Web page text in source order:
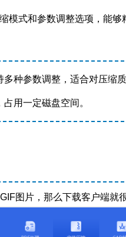
模式和参数调整选项，能
多种参数调整，适合对压缩
用一定磁盘空间。
图片，那么下载客户端就